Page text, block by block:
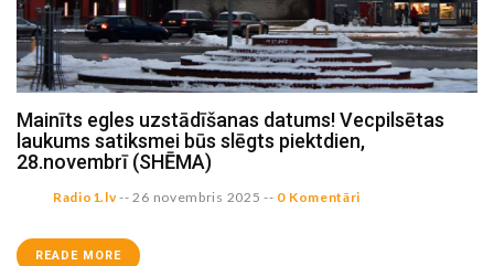
Mainīts egles uzstādīšanas datums! Vecpilsētas
laukums satiksmei būs slēgts piektdien,
28.novembrī (SHĒMA)
Radio1.lv-- 26 novembris 2025 -- 0 Komentāri
READE MORE